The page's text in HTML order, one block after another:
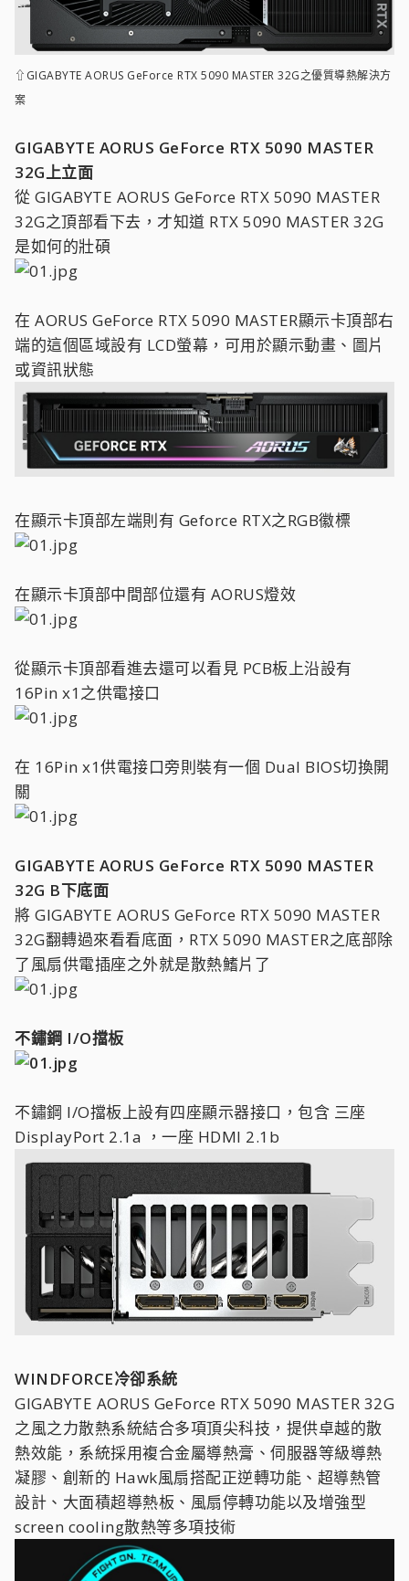
⇧GIGABYTE AORUS GeForce RTX 5090 MASTER 32G之優質導熱解決方
案
GIGABYTE AORUS GeForce RTX 5090 MASTER
32G上立面
從 GIGABYTE AORUS GeForce RTX 5090 MASTER
32G之頂部看下去，才知道 RTX 5090 MASTER 32G
是如何的壯碩
在 AORUS GeForce RTX 5090 MASTER顯示卡頂部右
端的這個區域設有 LCD螢幕，可用於顯示動畫、圖片
或資訊狀態
在顯示卡頂部左端則有 Geforce RTX之RGB徽標
在顯示卡頂部中間部位還有 AORUS燈效
從顯示卡頂部看進去還可以看見 PCB板上沿設有
16Pin x1之供電接口
在 16Pin x1供電接口旁則裝有一個 Dual BIOS切換開
關
GIGABYTE AORUS GeForce RTX 5090 MASTER
32G B下底面
將 GIGABYTE AORUS GeForce RTX 5090 MASTER
32G翻轉過來看看底面，RTX 5090 MASTER之底部除
了風扇供電插座之外就是散熱鰭片了
不鏽鋼 I/O擋板
不鏽鋼 I/O擋板上設有四座顯示器接口，包含 三座
DisplayPort 2.1a ，一座 HDMI 2.1b
WINDFORCE冷卻系統
GIGABYTE AORUS GeForce RTX 5090 MASTER 32G
之風之力散熱系統結合多項頂尖科技，提供卓越的散
熱效能，系統採用複合金屬導熱膏、伺服器等級導熱
凝膠、創新的 Hawk風扇搭配正逆轉功能、超導熱管
設計、大面積超導熱板、風扇停轉功能以及增強型
screen cooling散熱等多項技術